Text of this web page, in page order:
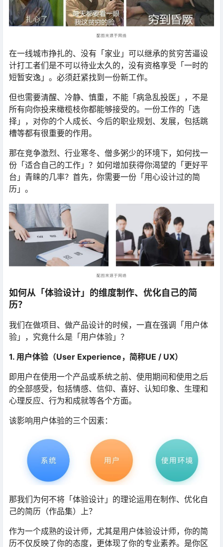
在一线城市挣扎的、没有「家业」可以继承的贫穷苦逼设
计打工者们是不可以待业太久的，没有资格享受「一时的
短暂安逸」。必须赶紧找到一份新工作。
但也需要清醒、冷静、慎重，不能「病急乱投医」，不是
所有向你投来橄榄枝你都能够接受的。一份工作的「选
择」，对你的个人成长、今后的职业规划、发展，包括跳
槽等都有很重要的作用。
那在竞争激烈、行业寒冬、僧多粥少的环境下，如何找一
份「适合自己的工作」？如何增加获得你渴望的「更好平
台」青睐的几率？首先，你需要一份「用心设计过的简
历」。
如何从「体验设计」的维度制作、优化自己的简
历？
我们在做项目、做产品设计的时候，一直在强调「用户体
验」，究竟什么是「用户体验」？
1. 用户体验（User Experience，简称UE / UX）
即用户在使用一个产品或系统之前、使用期间和使用之后
的全部感受，包括情感、信仰、喜好、认知印象、生理和
心理反应、行为和成就等各个方面。
该影响用户体验的三个因素：
那我们为何不将「体验设计」的理论运用在制作、优化自
己的简历（作品集）上？
作为一个成熟的设计师，尤其是用户体验设计师，你的简
历不仅反映了你的态度，更体现了你的专业素养。是你区